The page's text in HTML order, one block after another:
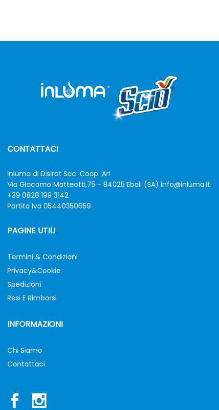
CONTATTACI
Inluma di Disirat Soc. Coop. Arl
Via Giacomo Matteotti,75 - 84025 Eboli (SA) info@inluma.it
+39 0828 199 3142
Partita Iva 05440350659
PAGINE UTILI
Termini & Condizioni
Privacy&Cookie
Spedizioni
Resi E Rimborsi
INFORMAZIONI
Chi Siamo
Contattaci